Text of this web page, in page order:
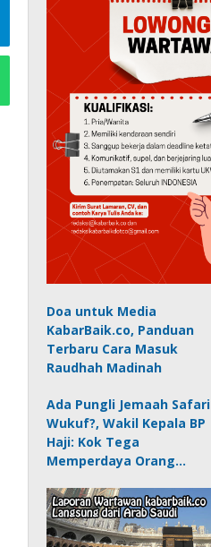
Doa untuk Media
KabarBaik.co, Panduan
Terbaru Cara Masuk
Raudhah Madinah
Ada Pungli Jemaah Safari
Wukuf?, Wakil Kepala BP
Haji: Kok Tega
Memperdaya Orang…